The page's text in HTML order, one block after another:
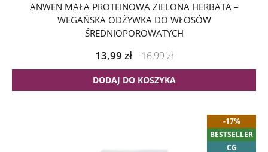
ANWEN MAŁA PROTEINOWA ZIELONA HERBATA –
WEGAŃSKA ODŻYWKA DO WŁOSÓW
ŚREDNIOPOROWATYCH
13,99 zł 16,99zł
DODAJ DO KOSZYKA
-17%
BESTSELLER
CG